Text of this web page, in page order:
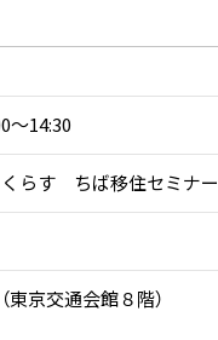
～14:30
らす ちば移住セミナー
京交通会館８階）